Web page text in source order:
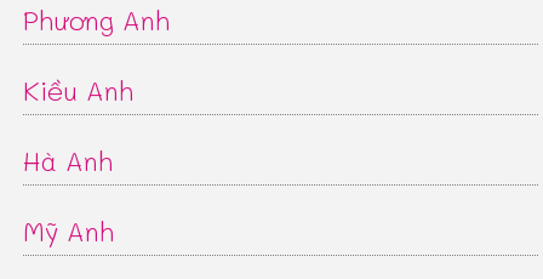
Phương Anh
Kiều Anh
Hà Anh
Mỹ Anh